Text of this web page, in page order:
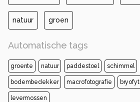
natuur groen
Automatische tags
groente natuur paddestoel schimmel
bodembedekker macrofotografie bryofyt
levermossen